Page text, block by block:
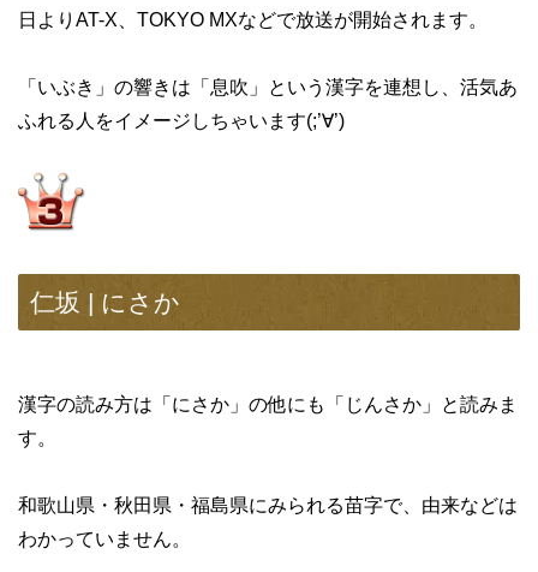
日よりAT-X、TOKYO MXなどで放送が開始されます。
「いぶき」の響きは「息吹」という漢字を連想し、活気あ
ふれる人をイメージしちゃいます(;’∀’)
仁坂 | にさか
漢字の読み方は「にさか」の他にも「じんさか」と読みま
す。
和歌山県・秋田県・福島県にみられる苗字で、由来などは
わかっていません。